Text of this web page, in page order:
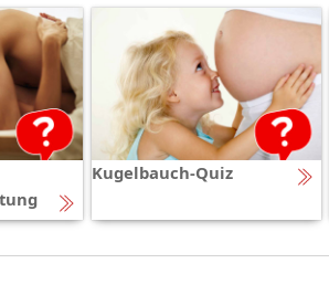
Kugelbauch-Quiz